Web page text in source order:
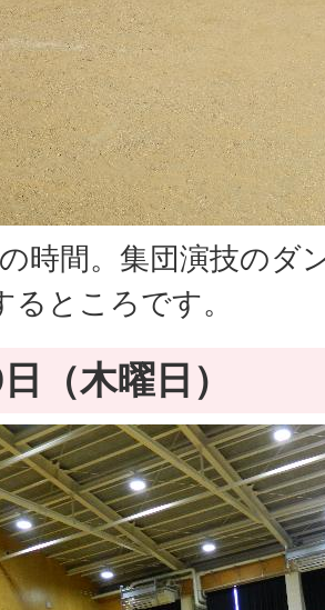
時間。集団演技のダ
ところです。
（木曜日）